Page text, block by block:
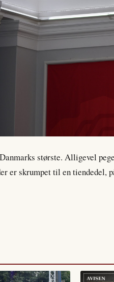
største. Alligevel
er skrumpet til en tiendedel,